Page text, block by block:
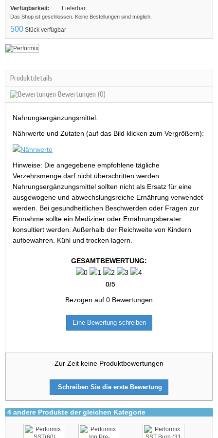
Verfügbarkeit: Lieferbar
Das Shop ist geschlossen. Keine Bestellungen sind möglich.
500 Stück verfügbar
Produktdetails
Bewertungen (0)
Nahrungsergänzungsmittel.
Nährwerte und Zutaten (auf das Bild klicken zum Vergrößern):
Hinweise: Die angegebene empfohlene tägliche
Verzehrsmenge darf nicht überschritten werden.
Nahrungsergänzungsmittel sollten nicht als Ersatz für eine
ausgewogene und abwechslungsreiche Ernährung verwendet
werden. Bei gesundheitlichen Beschwerden oder Fragen zur
Einnahme sollte ein Mediziner oder Ernährungsberater
konsultiert werden. Außerhalb der Reichweite von Kindern
aufbewahren. Kühl und trocken lagern.
GESAMTBEWERTUNG:
0/5
Bezogen auf 0 Bewertungen
Eine Bewertung schreiben
Zur Zeit keine Produktbewertungen
Schreiben Sie die erste Bewertung
4 andere Produkte der gleichen Kategorie